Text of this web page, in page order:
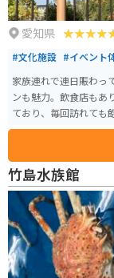
愛知県
#文化施設 #イベント
家族連れで連日賑わっ
ンも魅力。飲食店もあ
ており、毎回訪れても
停めやすいです。
竹島水族館